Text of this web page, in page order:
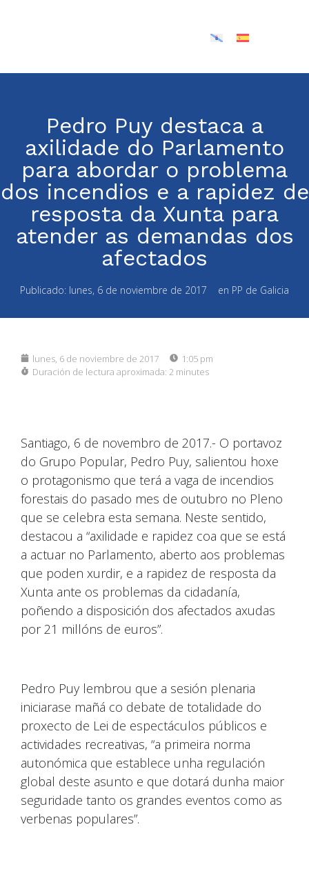
Pedro Puy destaca a
axilidade do Parlamento
para abordar o problema
dos incendios e a rapidez de
resposta da Xunta para
atender as demandas dos
afectados
Publicado: lunes, 6 de noviembre de 2017 en PP de Galicia
lunes, 6 de noviembre de 2017
1:05 pm
Duración de lectura aproximada: 2 minutes
Santiago, 6 de novembro de 2017.- O portavoz
do Grupo Popular, Pedro Puy, salientou hoxe
o protagonismo que terá a vaga de incendios
forestais do pasado mes de outubro no Pleno
que se celebra esta semana. Neste sentido,
destacou a “axilidade e rapidez coa que se está
a actuar no Parlamento, aberto aos problemas
que poden xurdir, e a rapidez de resposta da
Xunta ante os problemas da cidadanía,
poñendo a disposición dos afectados axudas
por 21 millóns de euros”.
Pedro Puy lembrou que a sesión plenaria
iniciarase mañá co debate de totalidade do
proxecto de Lei de espectáculos públicos e
actividades recreativas, “a primeira norma
autonómica que establece unha regulación
global deste asunto e que dotará dunha maior
seguridade tanto os grandes eventos como as
verbenas populares”.